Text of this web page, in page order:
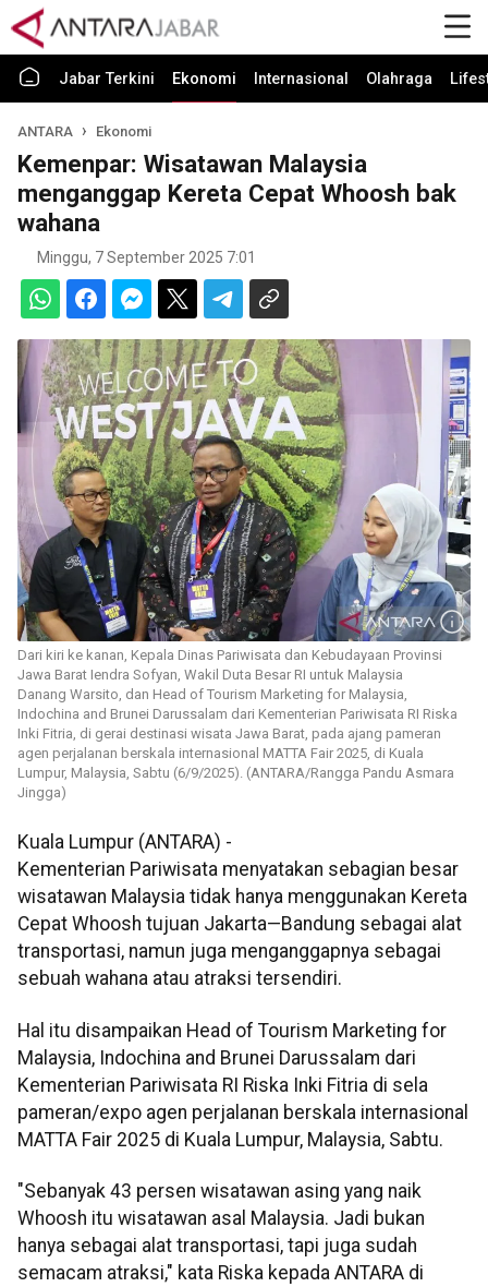
Jabar Terkini Ekonomi Internasional Olahraga
ANTARA Ekonomi
Kemenpar: Wisatawan Malaysia
menganggap Kereta Cepat Whoosh bak
wahana
Minggu, 7 September 2025 7:01
Dari kiri ke kanan, Kepala Dinas Pariwisata dan Kebudayaan Provinsi
Jawa Barat Iendra Sofyan, Wakil Duta Besar RI untuk Malaysia
Danang Warsito, dan Head of Tourism Marketing for Malaysia,
Indochina and Brunei Darussalam dari Kementerian Pariwisata RI Riska
Inki Fitria, di gerai destinasi wisata Jawa Barat, pada ajang pameran
agen perjalanan berskala internasional MATTA Fair 2025, di Kuala
Lumpur, Malaysia, Sabtu (6/9/2025). (ANTARA/Rangga Pandu Asmara
Jingga)
Kuala Lumpur (ANTARA) -
Kementerian Pariwisata menyatakan sebagian besar
wisatawan Malaysia tidak hanya menggunakan Kereta
Cepat Whoosh tujuan Jakarta—Bandung sebagai alat
transportasi, namun juga menganggapnya sebagai
sebuah wahana atau atraksi tersendiri.
Hal itu disampaikan Head of Tourism Marketing for
Malaysia, Indochina and Brunei Darussalam dari
Kementerian Pariwisata RI Riska Inki Fitria di sela
pameran/expo agen perjalanan berskala internasional
MATTA Fair 2025 di Kuala Lumpur, Malaysia, Sabtu.
"Sebanyak 43 persen wisatawan asing yang naik
Whoosh itu wisatawan asal Malaysia. Jadi bukan
hanya sebagai alat transportasi, tapi juga sudah
semacam atraksi," kata Riska kepada ANTARA di